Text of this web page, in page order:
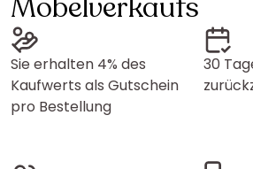
Möbelverkaufs
Sie erhalten 4% des
Kaufwerts als Gutschein
pro Bestellung
30